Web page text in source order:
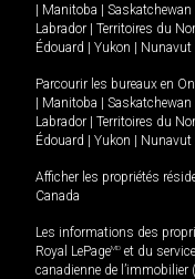
Manitoba Saskatchewan
Labrador
Territoires du
Édouard
Yukon Nunavut
Parcourir les bureaux en
Manitoba Saskatchewan
Labrador
Territoires du
Édouard
Yukon Nunavut
Afficher les propriétés
Canada
Les informations des
Royal LePageMD et du
canadienne de